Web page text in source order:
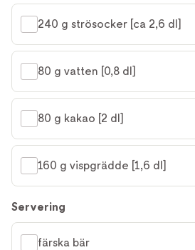
240 g strösocker [ca 2,6 dl]
80 g vatten [0,8 dl]
80 g kakao [2 dl]
160 g vispgrädde [1,6 dl]
Servering
färska bär